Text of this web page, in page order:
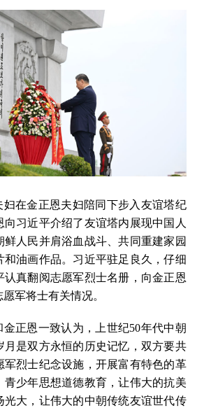
妇在金正恩夫妇陪同下步入友谊塔纪
向习近平介绍了友谊塔内展现中国人
鲜人民并肩浴血战斗、共同重建家园
和油画作品。习近平驻足良久，仔细
认真翻阅志愿军烈士名册，向金正恩
军将士有关情况。
金正恩一致认为，上世纪50年代中朝
月是双方永恒的历史记忆，双方要共
军烈士纪念设施，开展富有特色的革
青少年思想道德教育，让伟大的抗美
光大，让伟大的中朝传统友谊世代传